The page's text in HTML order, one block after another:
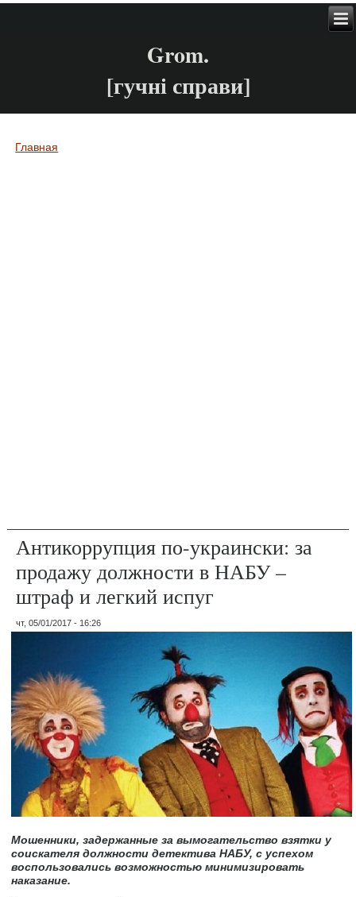
Grom.
[гучні справи]
Вы здесь
Главная
Антикоррупция по-украински: за
продажу должности в НАБУ –
штраф и легкий испуг
чт, 05/01/2017 - 16:26
Мошенники, задержанные за вымогательство взятки у
соискателя должности детектива НАБУ, с успехом
воспользовались возможностью минимизировать
наказание.